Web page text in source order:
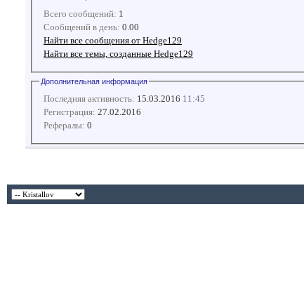
Всего сообщений: 1
Сообщений в день: 0.00
Найти все сообщения от Hedge129
Найти все темы, созданные Hedge129
Дополнительная информация
Последняя активность: 15.03.2016 11:45
Регистрация: 27.02.2016
Рефералы: 0